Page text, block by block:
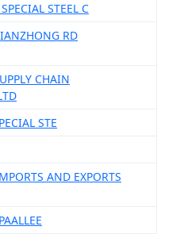
STEEL C
RD
CHAIN
STE
AND EXPORTS